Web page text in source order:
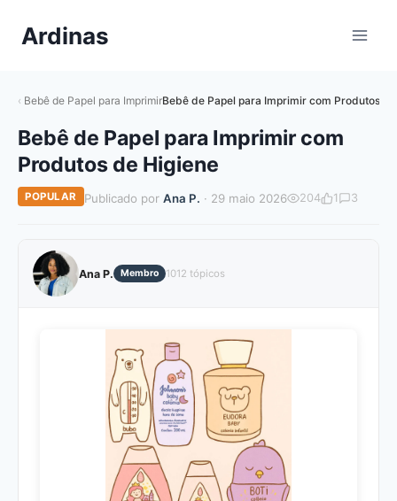
paraArdinas
Bebê de Papel para ImprimirBebê de Papel para Imprimir com Produtos
Bebê de Papel para Imprimir com
Produtos de Higiene
POPULAR Publicado por Ana P. · 29 maio 2026 204 1 3
Ana P. Membro 1012 tópicos